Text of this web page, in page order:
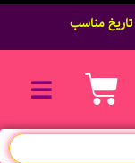
تاریخ مناسب